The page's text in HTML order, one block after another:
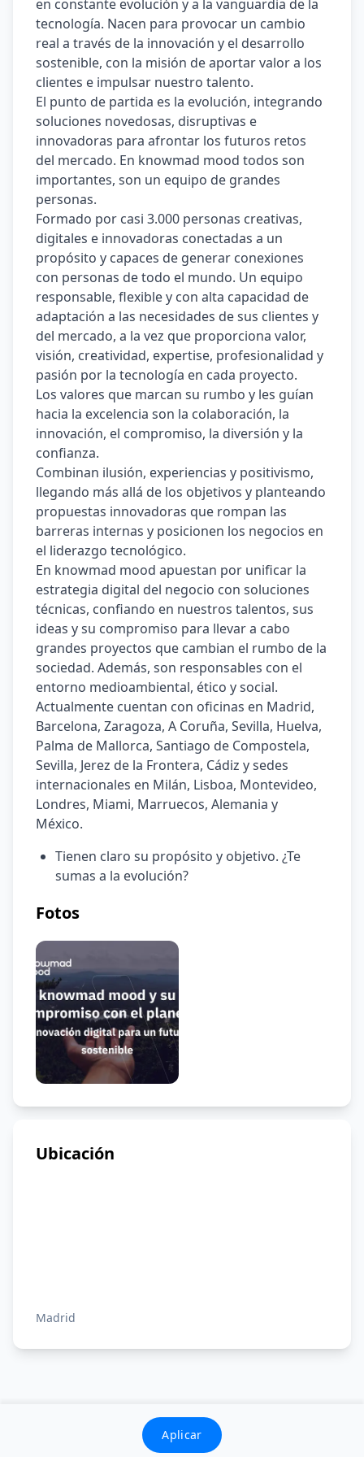
en constante evolución y a la vanguardia de la
tecnología. Nacen para provocar un cambio
real a través de la innovación y el desarrollo
sostenible, con la misión de aportar valor a los
clientes e impulsar nuestro talento.
El punto de partida es la evolución, integrando
soluciones novedosas, disruptivas e
innovadoras para afrontar los futuros retos
del mercado. En knowmad mood todos son
importantes, son un equipo de grandes
personas.
Formado por casi 3.000 personas creativas,
digitales e innovadoras conectadas a un
propósito y capaces de generar conexiones
con personas de todo el mundo. Un equipo
responsable, flexible y con alta capacidad de
adaptación a las necesidades de sus clientes y
del mercado, a la vez que proporciona valor,
visión, creatividad, expertise, profesionalidad y
pasión por la tecnología en cada proyecto.
Los valores que marcan su rumbo y les guían
hacia la excelencia son la colaboración, la
innovación, el compromiso, la diversión y la
conﬁanza.
Combinan ilusión, experiencias y positivismo,
llegando más allá de los objetivos y planteando
propuestas innovadoras que rompan las
barreras internas y posicionen los negocios en
el liderazgo tecnológico.
En knowmad mood apuestan por unificar la
estrategia digital del negocio con soluciones
técnicas, confiando en nuestros talentos, sus
ideas y su compromiso para llevar a cabo
grandes proyectos que cambian el rumbo de la
sociedad. Además, son responsables con el
entorno medioambiental, ético y social.
Actualmente cuentan con oficinas en Madrid,
Barcelona, Zaragoza, A Coruña, Sevilla, Huelva,
Palma de Mallorca, Santiago de Compostela,
Sevilla, Jerez de la Frontera, Cádiz y sedes
internacionales en Milán, Lisboa, Montevideo,
Londres, Miami, Marruecos, Alemania y
México.
Tienen claro su propósito y objetivo. ¿Te
sumas a la evolución?
Fotos
Ubicación
Madrid
Aplicar